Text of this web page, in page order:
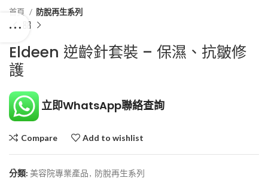
首頁 防脫再生系列
Eldeen 逆齡針套裝 – 保濕、抗皺修
護
立即WhatsApp聯絡查詢
Compare Add to wishlist
分類: 美容院專業產品, 防脫再生系列